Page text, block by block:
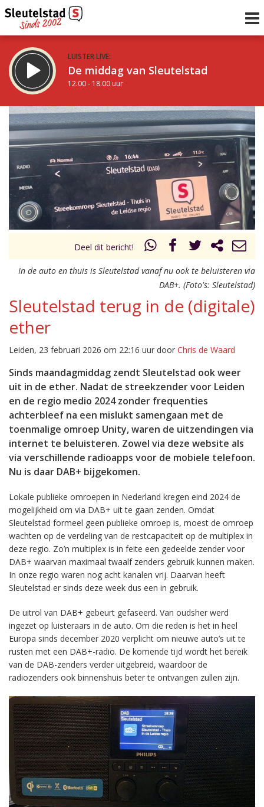
LUISTER LIVE:
De middag van Sleutelstad
12.00 - 18.00 uur
STRAKS:
De avond van Sleutelstad
18.00 - 19.00 uur
Vorig uur
uur 1 van 0 Volgend uur
Deel dit bericht!
In de auto en thuis is Sleutelstad vanaf nu ook te beluisteren via
DAB+. (Foto's: Sleutelstad)
Sleutelstad terug in de (digitale)
ether
Leiden, 23 februari 2026 om 22:16 uur door Chris de Waard
Sinds maandagmiddag zendt Sleutelstad ook weer
uit in de ether. Nadat de streekzender voor Leiden
en de regio medio 2024 zonder frequenties
achterbleef na een mislukt samengaan met de
toenmalige omroep Unity, waren de uitzendingen via
internet te beluisteren. Zowel via deze website als
via verschillende radioapps voor de mobiele telefoon.
Nu is daar DAB+ bijgekomen.
Lokale publieke omroepen in Nederland kregen eind 2024 de
mogelijkheid om via DAB+ uit te gaan zenden. Omdat
Sleutelstad formeel geen publieke omroep is, moest de omroep
wachten op de verdeling van de restcapaciteit op de multiplex in
deze regio. Zo’n multiplex is in feite een gedeelde zender voor
DAB+ waarvan maximaal twaalf zenders gebruik kunnen maken.
In onze regio waren nog acht kanalen vrij. Daarvan heeft
Sleutelstad er sinds deze week dus een in gebruik.
De uitrol van DAB+ gebeurt gefaseerd. Van oudsher werd
ingezet op luisteraars in de auto. Om die reden is het in heel
Europa sinds december 2020 verplicht om nieuwe auto’s uit te
rusten met een DAB+-radio. De komende tijd wordt het bereik
van de DAB-zenders verder uitgebreid, waardoor de
radiozenders ook binnenshuis beter te ontvangen zullen zijn.